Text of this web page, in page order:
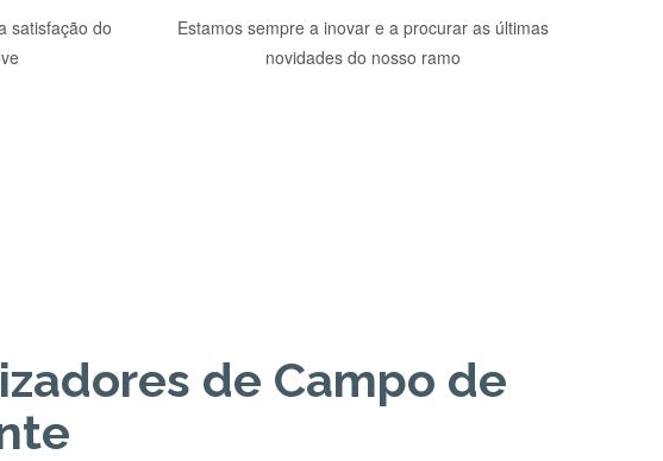
satisfação do
Estamos sempre a inovar e a procurar as últimas
novidades do nosso ramo
de Campo de